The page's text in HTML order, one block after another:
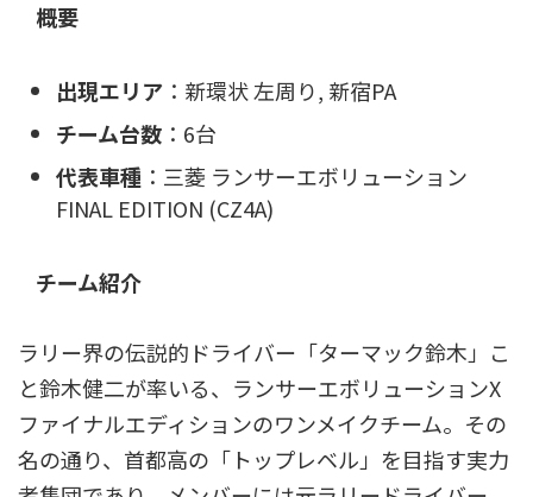
概要
出現エリア ：新環状 左周り, 新宿PA
チーム台数 ：6台
代表車種 ：三菱 ランサーエボリューション
FINAL EDITION (CZ4A)
チーム紹介
ラリー界の伝説的ドライバー「ターマック鈴木」こ
と鈴木健二が率いる、ランサーエボリューションX
ファイナルエディションのワンメイクチーム。その
名の通り、首都高の「トップレベル」を目指す実力